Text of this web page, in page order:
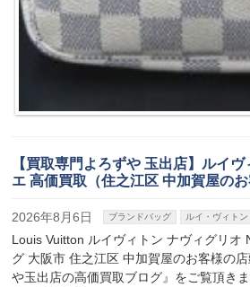
【買取専門よろずや 玉出店】ルイ
エ 高価買取（住之江区 中加賀屋のお
2026年8月6日 ブランドバッグ ルイ・ヴィトン
Louis Vuitton ルイヴィトン ナヴィグリオ
グ 大阪市 住之江区 中加賀屋のお客様の
や玉出店の高価買取ブログ』をご覧頂き